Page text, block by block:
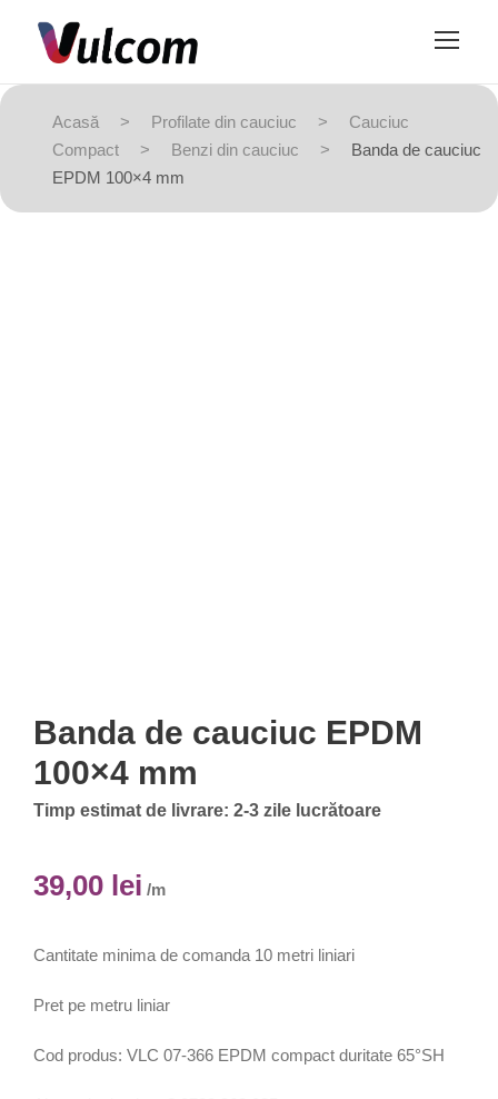
Acasă > Profilate din cauciuc >
Cauciuc
Compact
> Benzi din cauciuc >
Banda de cauciuc
EPDM 100×4 mm
Banda de cauciuc EPDM
100×4 mm
Timp estimat de livrare: 2-3 zile lucrătoare
39,00 lei /m
Cantitate minima de comanda 10 metri liniari
Pret pe metru liniar
Cod produs: VLC 07-366 EPDM compact duritate 65°SH